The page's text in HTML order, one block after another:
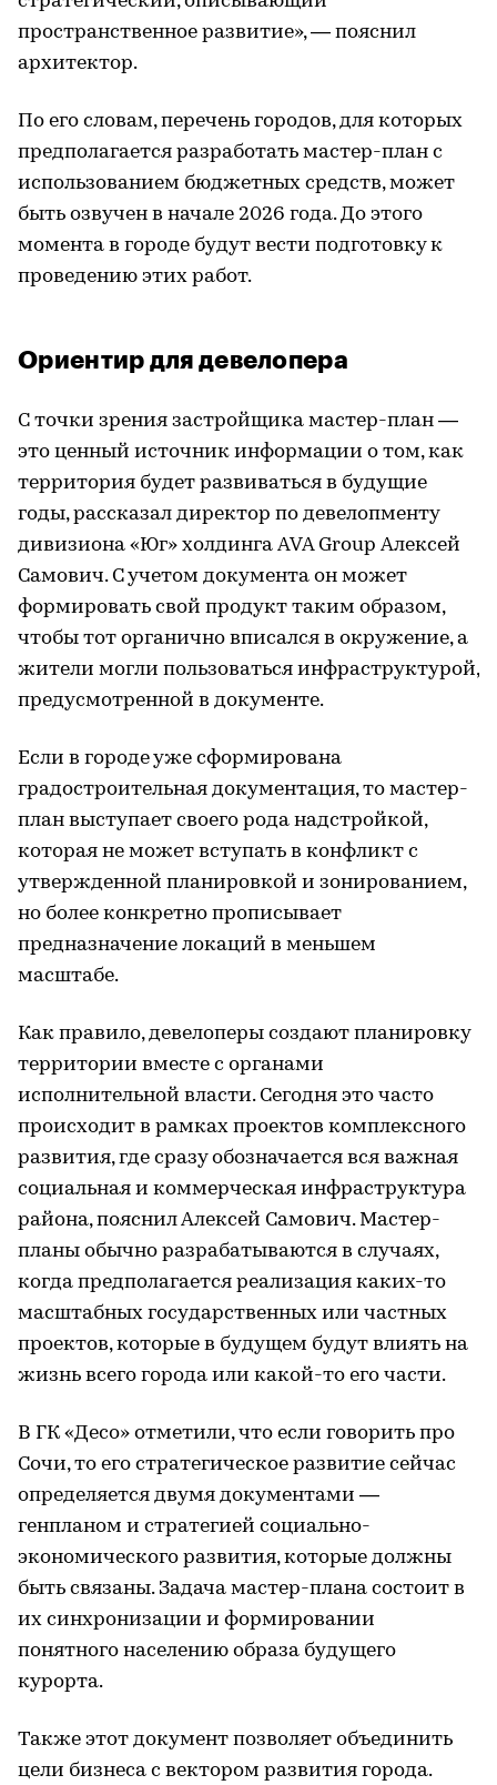
пространственное развитие», — пояснил
архитектор.
По его словам, перечень городов, для которых
предполагается разработать мастер-план с
использованием бюджетных средств, может
быть озвучен в начале 2026 года. До этого
момента в городе будут вести подготовку к
проведению этих работ.
Ориентир для девелопера
С точки зрения застройщика мастер-план —
это ценный источник информации о том, как
территория будет развиваться в будущие
годы, рассказал директор по девелопменту
дивизиона «Юг» холдинга AVA Group Алексей
Самович. С учетом документа он может
формировать свой продукт таким образом,
чтобы тот органично вписался в окружение, а
жители могли пользоваться инфраструктурой,
предусмотренной в документе.
Если в городе уже сформирована
градостроительная документация, то мастер-
план выступает своего рода надстройкой,
которая не может вступать в конфликт с
утвержденной планировкой и зонированием,
но более конкретно прописывает
предназначение локаций в меньшем
масштабе.
Как правило, девелоперы создают планировку
территории вместе с органами
исполнительной власти. Сегодня это часто
происходит в рамках проектов комплексного
развития, где сразу обозначается вся важная
социальная и коммерческая инфраструктура
района, пояснил Алексей Самович. Мастер-
планы обычно разрабатываются в случаях,
когда предполагается реализация каких-то
масштабных государственных или частных
проектов, которые в будущем будут влиять на
жизнь всего города или какой-то его части.
В ГК «Десо» отметили, что если говорить про
Сочи, то его стратегическое развитие сейчас
определяется двумя документами —
генпланом и стратегией социально-
экономического развития, которые должны
быть связаны. Задача мастер-плана состоит в
их синхронизации и формировании
понятного населению образа будущего
курорта.
Также этот документ позволяет объединить
цели бизнеса с вектором развития города.